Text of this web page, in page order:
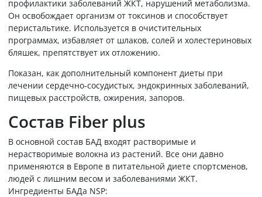
профилактики заболеваний ЖКТ, нарушений метаболизма.
Он освобождает организм от токсинов и способствует
перистальтике. Используется в очистительных
программах, избавляет от шлаков, солей и холестериновых
бляшек, препятствует их отложению.
Показан, как дополнительный компонент диеты при
лечении сердечно-сосудистых, эндокринных заболеваний,
пищевых расстройств, ожирения, запоров.
Состав Fiber plus
В основной состав БАД входят растворимые и
нерастворимые волокна из растений. Все они давно
применяются в Европе в питательной диете спортсменов,
людей с лишним весом и заболеваниями ЖКТ.
Ингредиенты БАДа NSP: